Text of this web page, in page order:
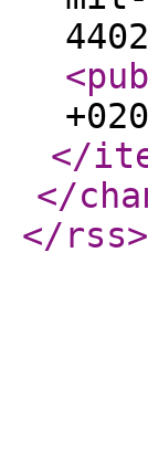
</
</
</rss>